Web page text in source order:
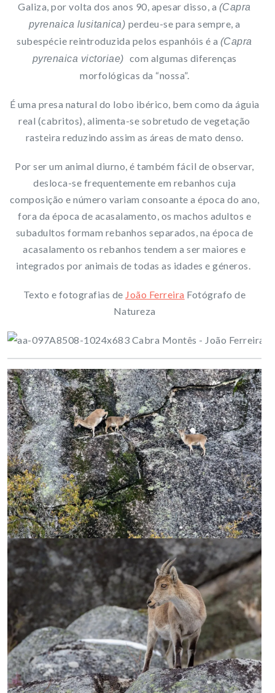
Galiza, por volta dos anos 90, apesar disso, a (Capra
pyrenaica lusitanica) perdeu-se para sempre, a
subespécie reintroduzida pelos espanhóis é a (Capra
pyrenaica victoriae) com algumas diferenças
morfológicas da “nossa”.
É uma presa natural do lobo ibérico, bem como da águia
real (cabritos), alimenta-se sobretudo de vegetação
rasteira reduzindo assim as áreas de mato denso.
Por ser um animal diurno, é também fácil de observar,
desloca-se frequentemente em rebanhos cuja
composição e número variam consoante a época do ano,
fora da época de acasalamento, os machos adultos e
subadultos formam rebanhos separados, na época de
acasalamento os rebanhos tendem a ser maiores e
integrados por animais de todas as idades e géneros.
Texto e fotografias de João Ferreira Fotógrafo de
Natureza